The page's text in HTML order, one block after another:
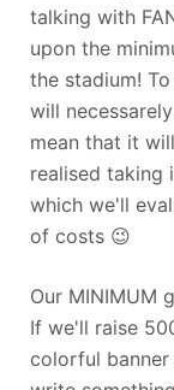
talking with
upon the
the stadium!
will
mean that it
realised taking
which we'll
of costs 😉
Our MINIMUM
If we'll raise
colorful